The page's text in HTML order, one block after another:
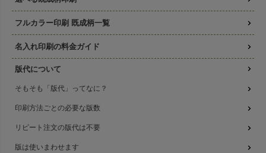
フルカラー印刷 既成柄一覧
名入れ印刷の料金ガイド
版代について
そもそも「版代」ってなに？
印刷方法ごとの必要な版数
リピート注文の版代は不要
版は使いまわせます